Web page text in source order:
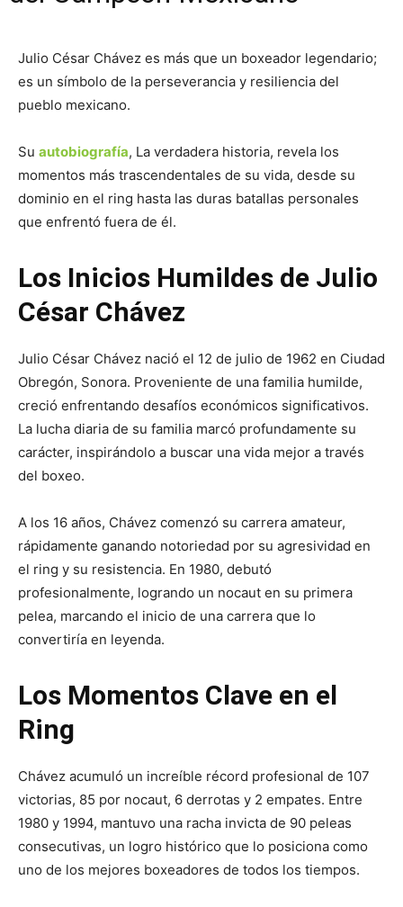
Julio César Chávez es más que un boxeador legendario;
es un símbolo de la perseverancia y resiliencia del
pueblo mexicano.
Su autobiografía, La verdadera historia, revela los
momentos más trascendentales de su vida, desde su
dominio en el ring hasta las duras batallas personales
que enfrentó fuera de él.
Los Inicios Humildes de Julio
César Chávez
Julio César Chávez nació el 12 de julio de 1962 en Ciudad
Obregón, Sonora. Proveniente de una familia humilde,
creció enfrentando desafíos económicos significativos.
La lucha diaria de su familia marcó profundamente su
carácter, inspirándolo a buscar una vida mejor a través
del boxeo.
A los 16 años, Chávez comenzó su carrera amateur,
rápidamente ganando notoriedad por su agresividad en
el ring y su resistencia. En 1980, debutó
profesionalmente, logrando un nocaut en su primera
pelea, marcando el inicio de una carrera que lo
convertiría en leyenda.
Los Momentos Clave en el
Ring
Chávez acumuló un increíble récord profesional de 107
victorias, 85 por nocaut, 6 derrotas y 2 empates. Entre
1980 y 1994, mantuvo una racha invicta de 90 peleas
consecutivas, un logro histórico que lo posiciona como
uno de los mejores boxeadores de todos los tiempos.